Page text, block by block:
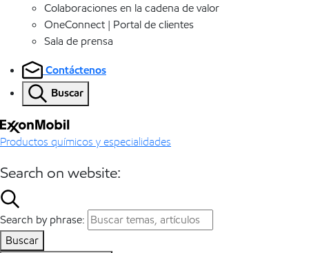
Colaboraciones en la cadena de valor
OneConnect | Portal de clientes
Sala de prensa
Contáctenos
Buscar
Productos químicos y especialidades
Search on website:
Search by phrase:
Buscar